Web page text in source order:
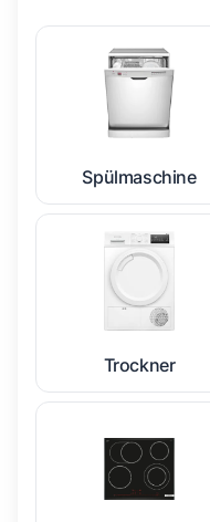
Spülmaschine
Trockner